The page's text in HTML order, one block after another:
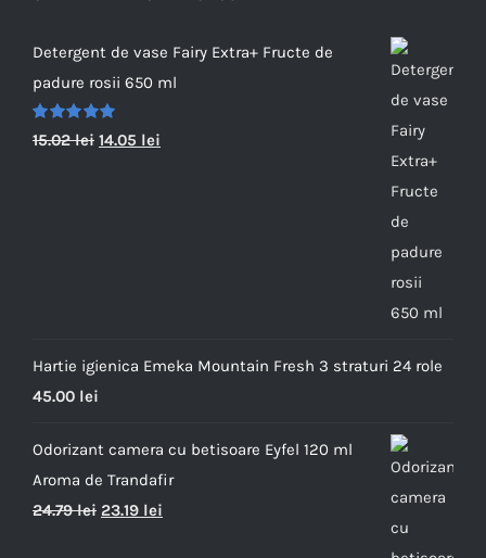
Detergent de vase Fairy Extra+ Fructe de
padure rosii 650 ml
Evaluat la
din
15.02lei 14.05 lei
Hartie igienica Emeka Mountain Fresh 3 straturi 24 role
45.00 lei
Odorizant camera cu betisoare Eyfel 120 ml
Aroma de Trandafir
24.79lei 23.19 lei